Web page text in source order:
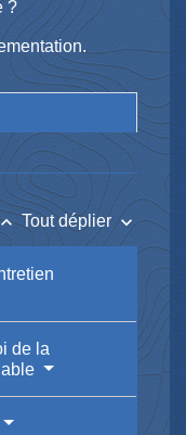
?
Tout déplier keyboard_arrow_down
de la